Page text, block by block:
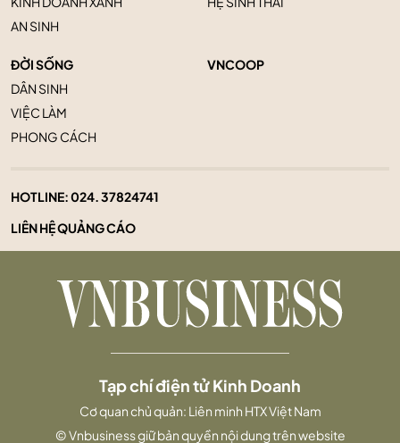
AN SINH
ĐỜI SỐNG
DÂN SINH
VIỆC LÀM
PHONG CÁCH
VNCOOP
HOTLINE:024. 37824741
LIÊN HỆ QUẢNG CÁO
Tạp chí điện tử Kinh Doanh
Cơ quan chủ quản: Liên minh HTX Việt Nam
© Vnbusiness giữ bản quyền nội dung trên website